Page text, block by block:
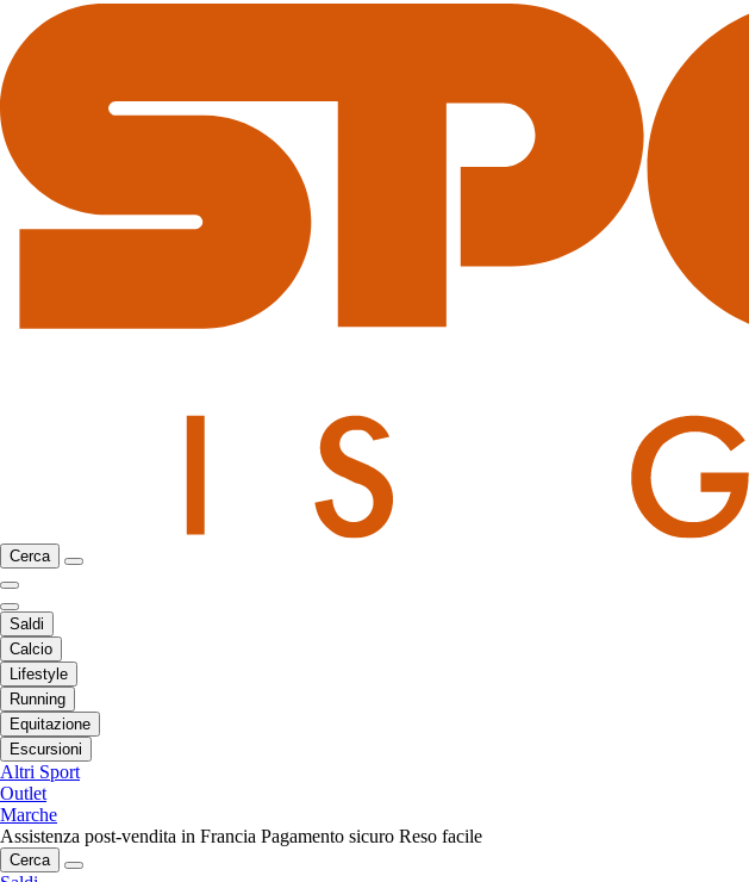
Cerca
Saldi
Calcio
Lifestyle
Running
Equitazione
Escursioni
Altri Sport
Outlet
Marche
Assistenza post-vendita in Francia Pagamento sicuro Reso facile
Cerca